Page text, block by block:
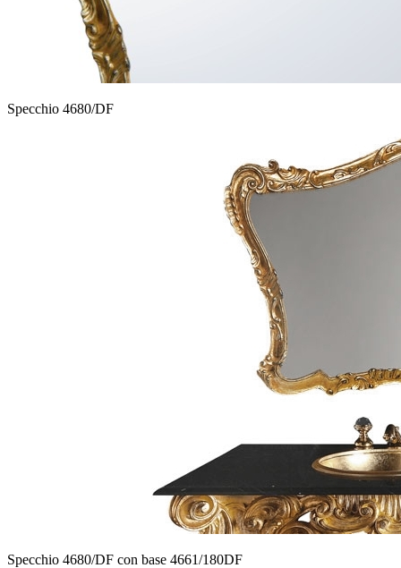
Specchio 4680/DF
Specchio 4680/DF con base 4661/180DF